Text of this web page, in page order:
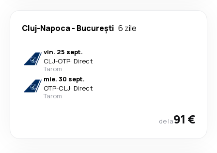
Cluj-Napoca- București 6 zile
vin. 25 sept.
CLJ-OTP· Direct
Tarom
mie. 30 sept.
OTP-CLJ· Direct
Tarom
de la91 €